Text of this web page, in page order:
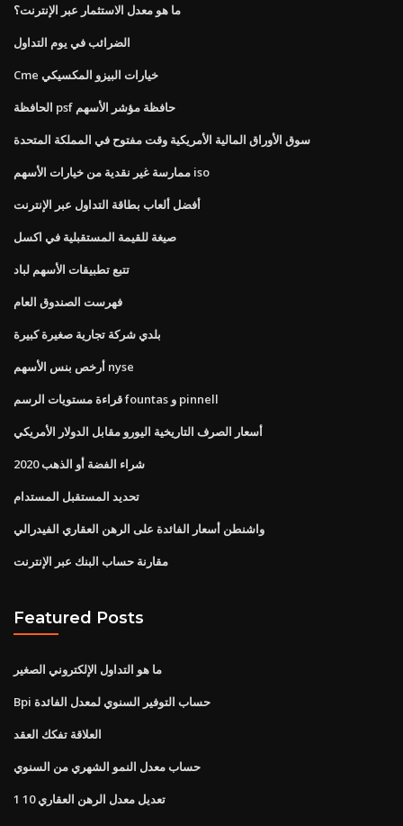
ما هو معدل الاستثمار عبر الإنترنت؟
الضرائب في يوم التداول
Cme خيارات البيزو المكسيكي
الحافظة psf حافظة مؤشر الأسهم
سوق الأوراق المالية الأمريكية وقت مفتوح في المملكة المتحدة
ممارسة غير نقدية من خيارات الأسهم iso
أفضل ألعاب بطاقة التداول عبر الإنترنت
صيغة للقيمة المستقبلية في اكسل
تتبع تطبيقات الأسهم لباد
فهرست الصندوق العام
بلدي شركة تجارية صغيرة كبيرة
أرخص بنس الأسهم nyse
قراءة مستويات الرسم fountas و pinnell
أسعار الصرف التاريخية اليورو مقابل الدولار الأمريكي
شراء الفضة أو الذهب 2020
تحديد المستقبل المستدام
واشنطن أسعار الفائدة على الرهن العقاري الفيدرالي
مقارنة حساب البنك عبر الإنترنت
Featured Posts
ما هو التداول الإلكتروني الصغير
Bpi حساب التوفير السنوي لمعدل الفائدة
العلاقة تفكك العقد
حساب معدل النمو الشهري من السنوي
تعديل معدل الرهن العقاري 10 1